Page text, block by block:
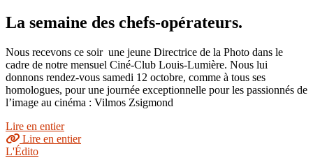
La semaine des chefs-opérateurs.
Nous recevons ce soir une jeune Directrice de la Photo dans le
cadre de notre mensuel Ciné-Club Louis-Lumière. Nous lui
donnons rendez-vous samedi 12 octobre, comme à tous ses
homologues, pour une journée exceptionnelle pour les passionnés de
l’image au cinéma : Vilmos Zsigmond
Lire en entier
Lire en entier
L'Édito